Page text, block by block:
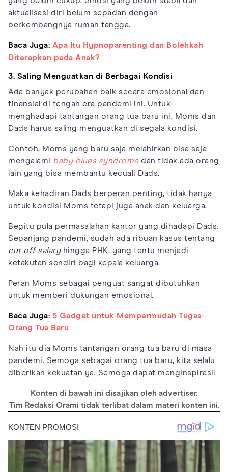
aktualisasi diri belum sepadan dengan
berkembangnya rumah tangga.
Baca Juga: Apa Itu Hypnoparenting dan Bolehkah
Diterapkan pada Anak?
3. Saling Menguatkan di Berbagai Kondisi
Ada banyak perubahan baik secara emosional dan
finansial di tengah era pandemi ini. Untuk
menghadapi tantangan orang tua baru ini, Moms dan
Dads harus saling menguatkan di segala kondisi.
Contoh, Moms yang baru saja melahirkan bisa saja
mengalami baby blues syndromedan tidak ada orang
lain yang bisa membantu kecuali Dads.
Maka kehadiran Dads berperan penting, tidak hanya
untuk kondisi Moms tetapi juga anak dan keluarga.
Begitu pula permasalahan kantor yang dihadapi Dads.
Sepanjang pandemi, sudah ada ribuan kasus tentang
cut off salaryhingga PHK, yang tentu menjadi
ketakutan sendiri bagi kepala keluarga.
Peran Moms sebagai penguat sangat dibutuhkan
untuk memberi dukungan emosional.
Baca Juga: 5 Gadget untuk Mempermudah Tugas
Orang Tua Baru
Nah itu dia Moms tantangan orang tua baru di masa
pandemi. Semoga sebagai orang tua baru, kita selalu
diberikan kekuatan ya. Semoga dapat menginspirasi!
Konten di bawah ini disajikan oleh advertiser.
Tim Redaksi Orami tidak terlibat dalam materi konten ini.